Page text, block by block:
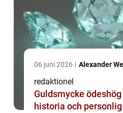
06 juni 2026 Alexander
redaktionel
Guldsmycke ödeshög hantverk,
historia och